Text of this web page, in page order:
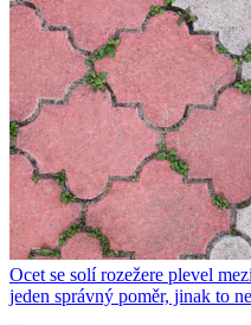
Ocet se solí rozežere plevel
jeden správný poměr, jinak to